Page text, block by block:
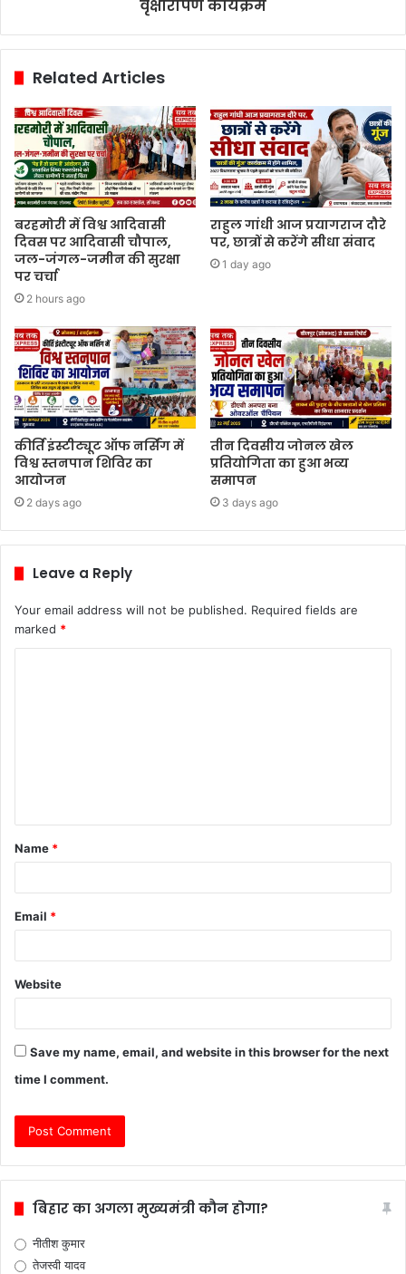
वृक्षारोपण कार्यक्रम
Related Articles
बरहमोरी में विश्व आदिवासी
दिवस पर आदिवासी चौपाल,
जल-जंगल-जमीन की सुरक्षा
पर चर्चा
2 hours ago
राहुल गांधी आज प्रयागराज दौरे
पर, छात्रों से करेंगे सीधा संवाद
1 day ago
कीर्ति इंस्टीट्यूट ऑफ नर्सिंग में
विश्व स्तनपान शिविर का
आयोजन
2 days ago
तीन दिवसीय जोनल खेल
प्रतियोगिता का हुआ भव्य
समापन
3 days ago
Leave a Reply
Your email address will not be published. Required fields are
marked *
t
*
Name *
Email *
Website
Save my name, email, and website in this browser for the next
time I comment.
बिहार का अगला मुख्यमंत्री कौन होगा?
नीतीश कुमार
तेजस्वी यादव